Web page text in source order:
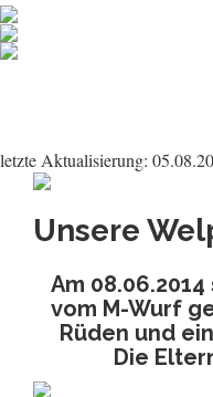
letzte Aktualisierung:
Unsere
Am
vom M-Wurf
Rüden und
Die